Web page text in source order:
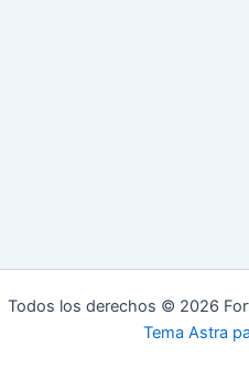
Todos los derechos © 2026
Tema Astra